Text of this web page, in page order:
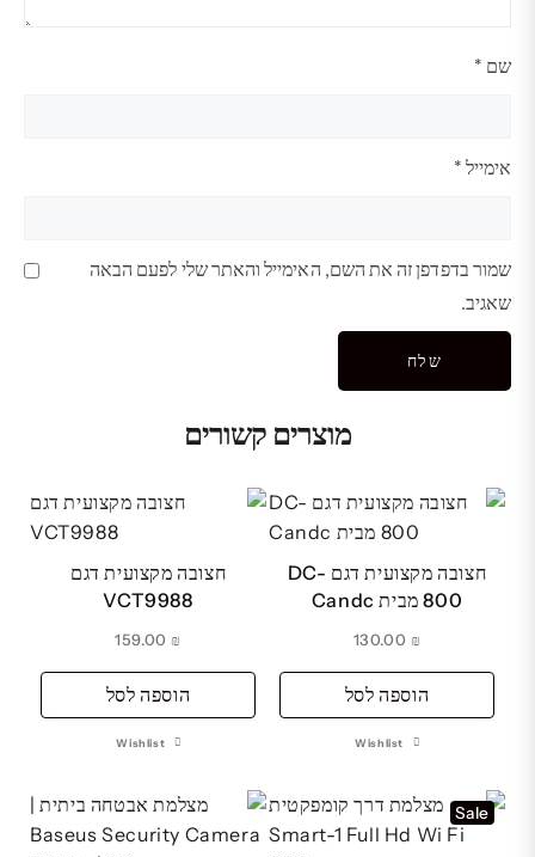
שם *
אימייל *
שמור בדפדפן זה את השם, האימייל והאתר שלי לפעם הבאה
שאגיב.
מוצרים קשורים
חצובה מקצועית דגם DC-
800 מבית Candc
₪
הוספה לסל
Wishlist
חצובה מקצועית דגם
VCT9988
₪
הוספה לסל
Wishlist
Sale